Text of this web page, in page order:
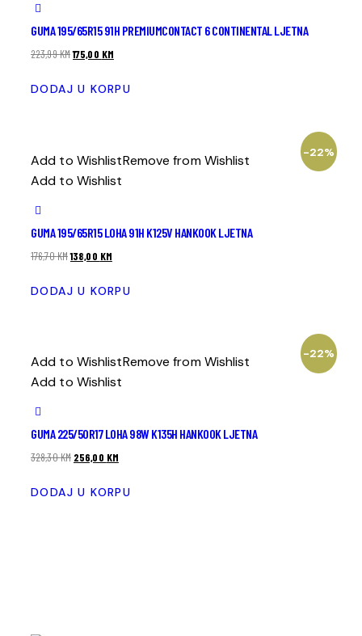
GUMA 195/65R15 91H PREMIUMCONTACT 6 CONTINENTAL LJETNA
223,99KM175,00 KM
DODAJ U KORPU
-22%
Add to WishlistRemove from Wishlist
Add to Wishlist
GUMA 195/65R15 LOHA 91H K125V HANKOOK LJETNA
176,70KM138,00 KM
DODAJ U KORPU
-22%
Add to WishlistRemove from Wishlist
Add to Wishlist
GUMA 225/50R17 LOHA 98W K135H HANKOOK LJETNA
328,30KM 256,00 KM
DODAJ U KORPU